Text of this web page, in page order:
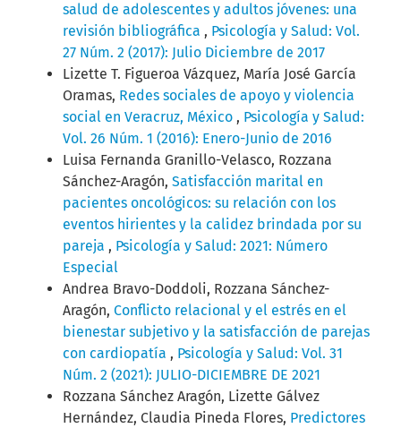
salud de adolescentes y adultos jóvenes: una
revisión bibliográfica , Psicología y Salud: Vol.
27 Núm. 2 (2017): Julio Diciembre de 2017
Lizette T. Figueroa Vázquez, María José García
Oramas, Redes sociales de apoyo y violencia
social en Veracruz, México , Psicología y Salud:
Vol. 26 Núm. 1 (2016): Enero-Junio de 2016
Luisa Fernanda Granillo-Velasco, Rozzana
Sánchez-Aragón, Satisfacción marital en
pacientes oncológicos: su relación con los
eventos hirientes y la calidez brindada por su
pareja , Psicología y Salud: 2021: Número
Especial
Andrea Bravo-Doddoli, Rozzana Sánchez-
Aragón, Conflicto relacional y el estrés en el
bienestar subjetivo y la satisfacción de parejas
con cardiopatía , Psicología y Salud: Vol. 31
Núm. 2 (2021): JULIO-DICIEMBRE DE 2021
Rozzana Sánchez Aragón, Lizette Gálvez
Hernández, Claudia Pineda Flores, Predictores